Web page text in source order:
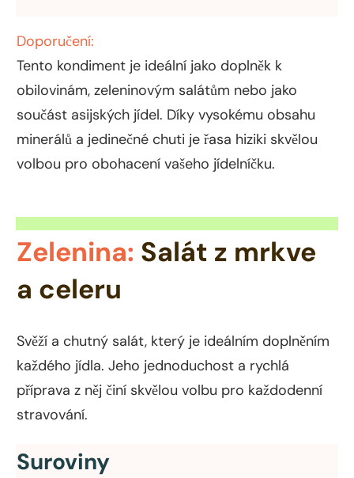
Doporučení:
Tento kondiment je ideální jako doplněk k
obilovinám, zeleninovým salátům nebo jako
součást asijských jídel. Díky vysokému obsahu
minerálů a jedinečné chuti je řasa hiziki skvělou
volbou pro obohacení vašeho jídelníčku.
Zelenina: Salát z mrkve
a celeru
Svěží a chutný salát, který je ideálním doplněním
každého jídla. Jeho jednoduchost a rychlá
příprava z něj činí skvělou volbu pro každodenní
stravování.
Suroviny